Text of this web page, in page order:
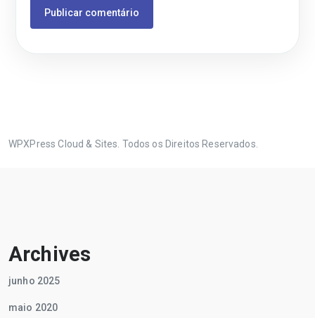
WPXPress Cloud & Sites. Todos os Direitos Reservados.
Archives
junho 2025
maio 2020